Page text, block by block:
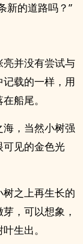
新的道路吗？”
并没有尝试与
载的一样，用
船尾。
，当然小树强
可见的金色光
之上再生长的
，可以想象，
生出。